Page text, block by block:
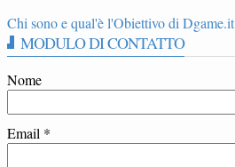
Chi sono e qual'è l'Obiettivo di Dgame.it
MODULO DI CONTATTO
Nome
Email *